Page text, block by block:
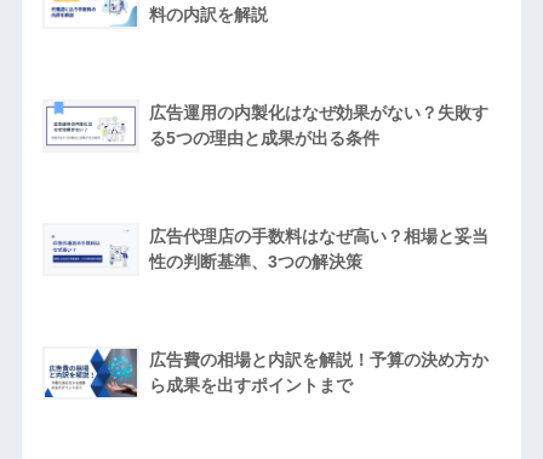
料の内訳を解説
広告運用の内製化はなぜ効果がない？失敗す
る5つの理由と成果が出る条件
広告代理店の手数料はなぜ高い？相場と妥当
性の判断基準、3つの解決策
広告費の相場と内訳を解説！予算の決め方か
ら成果を出すポイントまで